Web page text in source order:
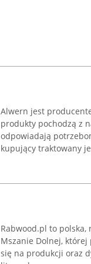
Alwern jest
produkty pochodzą z
odpowiadają
kupujący traktowany
Rabwood.pl to
Mszanie Dolnej,
się na produkcji oraz